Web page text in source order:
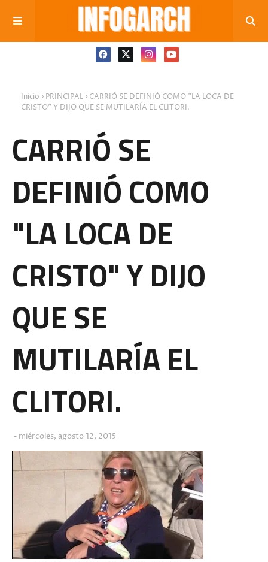
Inicio PRINCIPAL
CARRIÓ SE DEFINIÓ COMO "LA LOCA DE
CRISTO" Y DIJO QUE SE MUTILARÍA EL CLITORI.
CARRIÓ SE
DEFINIÓ COMO
"LA LOCA DE
CRISTO" Y DIJO
QUE SE
MUTILARÍA EL
CLITORI.
miércoles, agosto 12, 2015